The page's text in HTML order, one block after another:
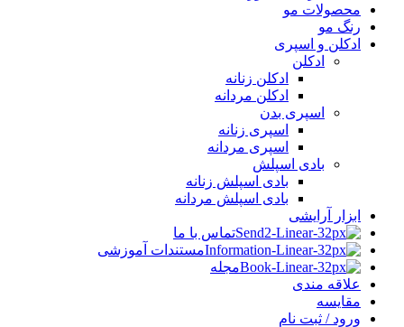
محصولات مو
رنگ مو
ادکلن و اسپری
ادکلن
ادکلن زنانه
ادکلن مردانه
اسپری بدن
اسپری زنانه
اسپری مردانه
بادی اسپلش
بادی اسپلش زنانه
بادی اسپلش مردانه
ابزار آرایشی
تماس با ما
مستندات آموزشی
مجله
علاقه مندی
مقایسه
ورود / ثبت نام